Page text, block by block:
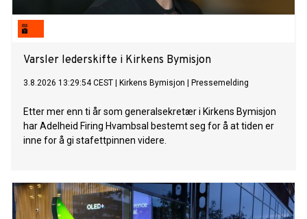
Varsler lederskifte i Kirkens Bymisjon
3.8.2026 13:29:54 CEST Kirkens Bymisjon Pressemelding
Etter mer enn ti år som generalsekretær i Kirkens Bymisjon
har Adelheid Firing Hvambsal bestemt seg for å at tiden er
inne for å gi stafettpinnen videre.